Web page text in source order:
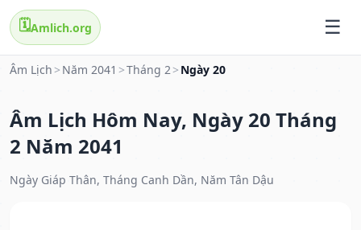
🗓️Amlich.org
Âm Lịch > Năm 2041 >Tháng 2> Ngày 20
Âm Lịch Hôm Nay, Ngày 20 Tháng
2 Năm 2041
Ngày Giáp Thân, Tháng Canh Dần, Năm Tân Dậu